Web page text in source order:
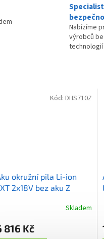
Nabízíme
výrobců
technologií
okružní pila Li-ion
2x18V bez aku Z
Skladem
816 Kč
Kód: DHS710Z